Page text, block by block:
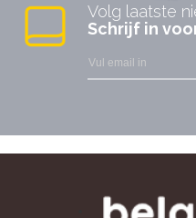
Volg laatste
Schrijf in